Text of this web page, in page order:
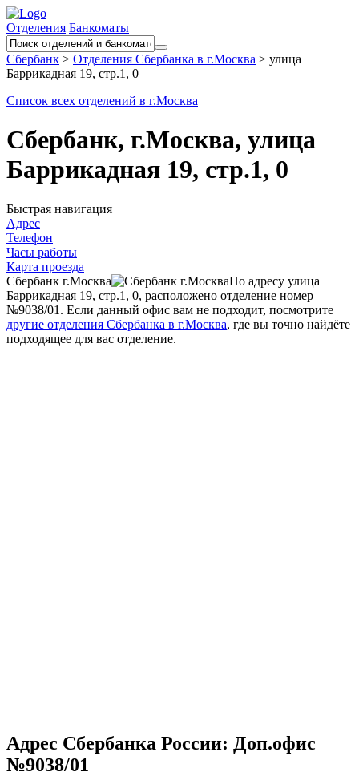
Отделения Банкоматы
Сбербанк > Отделения Сбербанка в г.Москва > улица
Баррикадная 19, стр.1, 0
Список всех отделений в г.Москва
Сбербанк, г.Москва, улица
Баррикадная 19, стр.1, 0
Быстрая навигация
Адрес
Телефон
Часы работы
Карта проезда
Сбербанк г.Москва
По адресу улица
Баррикадная 19, стр.1, 0, расположено отделение номер
№9038/01. Если данный офис вам не подходит, посмотрите
другие отделения Сбербанка в г.Москва, где вы точно найдёте
подходящее для вас отделение.
Адрес Сбербанка России: Доп.офис
№9038/01